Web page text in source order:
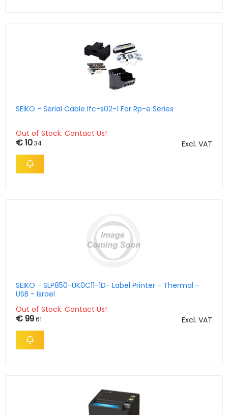
SEIKO - Serial Cable Ifc-s02-1 For Rp-e Series
Out of Stock. Contact Us!
€ 10.34 Excl. VAT
SEIKO - SLP850-UK0C11-1D- Label Printer - Thermal -
USB - Israel
Out of Stock. Contact Us!
€ 99.61 Excl. VAT